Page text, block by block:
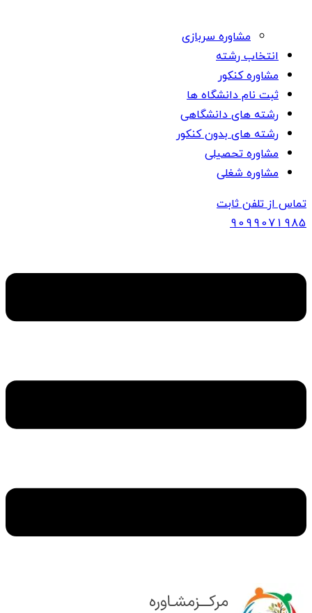
مشاوره سربازی
انتخاب رشته
مشاوره کنکور
ثبت نام دانشگاه ها
رشته های دانشگاهی
رشته های بدون کنکور
مشاوره تحصیلی
مشاوره شغلی
تماس از تلفن ثابت
9099071985